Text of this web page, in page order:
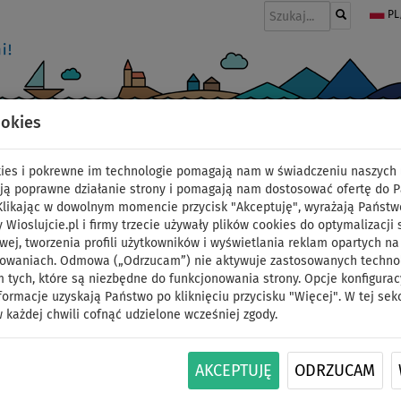
i pokrewne im technologie pomagają nam w świadczeniu naszych
poprawne działanie strony i pomagają nam dostosować ofertę do
w dowolnym momencie przycisk "Akceptuję", wyrażają
Wioslujcie.pl i firmy trzecie używały plików cookies do optymalizacji
tworzenia profili użytkowników i wyświetlania reklam opartych na
Odmowa („Odrzucam”) nie aktywuje zastosowanych
tych, które są niezbędne do funkcjonowania strony. Opcje
uzyskają Państwo po kliknięciu przycisku "Więcej". W tej
każdej chwili cofnąć udzielone wcześniej zgody.
AKCEPTUJĘ ODRZUCAM
nauka >WindSUP - Montaż i taklowanie żagla STX Powerkid -
- Nauka Windsurfingu
być dość skomplikowane. Jednak korzystając z naszej instrukcjioraz
do desek SUP i windsurfingu. Komplet zawiera lekki,
Pędnik świetnie sprawdza się podczas pierwszych kroków na